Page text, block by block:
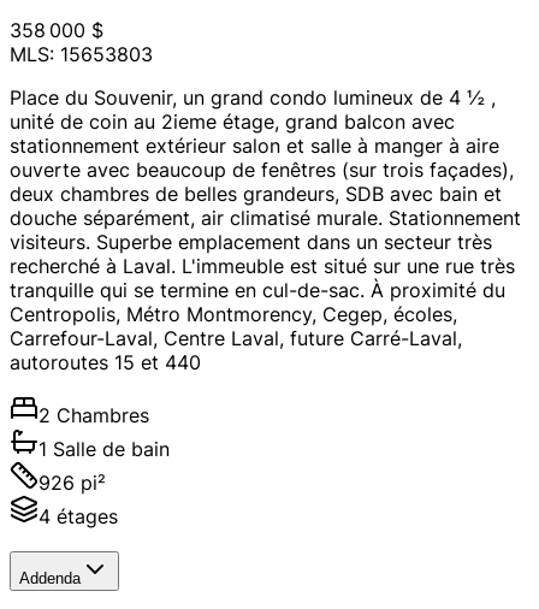
358 000 $
MLS: 15653803
Place du Souvenir, un grand condo lumineux de 4 ½ ,
unité de coin au 2ieme étage, grand balcon avec
stationnement extérieur salon et salle à manger à aire
ouverte avec beaucoup de fenêtres (sur trois façades),
deux chambres de belles grandeurs, SDB avec bain et
douche séparément, air climatisé murale. Stationnement
visiteurs. Superbe emplacement dans un secteur très
recherché à Laval. L'immeuble est situé sur une rue très
tranquille qui se termine en cul-de-sac. À proximité du
Centropolis, Métro Montmorency, Cegep, écoles,
Carrefour-Laval, Centre Laval, future Carré-Laval,
autoroutes 15 et 440
2 Chambres
1 Salle de bain
926 pi²
4 étages
Addenda